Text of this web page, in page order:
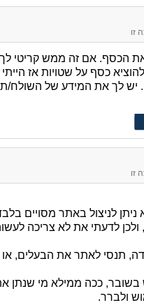
זו
הכסף. אם זה ממש קריטי
כסף על שטויות אז הייתי
יש לך את המידע של השולח/
זו
לניצול באתר מסויים
לדעתי את לא צריכה
תנסי לאתר את הבעלים, או
בשובר, ככה ממילא מי שנתן
ולברר.